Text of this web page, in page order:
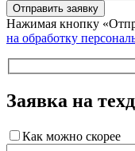
Нажимая кнопку
на обработку
Заявка на
Как можно скорее